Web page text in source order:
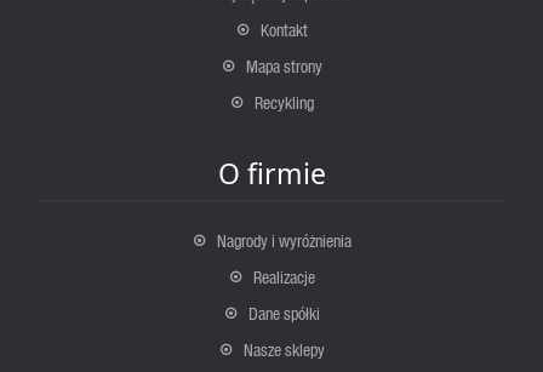
Kontakt
Mapa strony
Recykling
O firmie
Nagrody i wyróżnienia
Realizacje
Dane spółki
Nasze sklepy